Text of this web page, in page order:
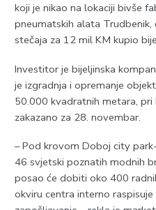
koji je nikao na lokaciji bivše
pneumatskih alata
stečaja za 12 mil KM kupio
Investitor je bijeljinska
je izgradnja i opremanje
50.000 kvadratnih metara,
zakazano za 28. novembar.
– Pod krovom Doboj city
46 svjetski poznatih modnih
posao će dobiti oko 400
okviru centra interno raspisuje